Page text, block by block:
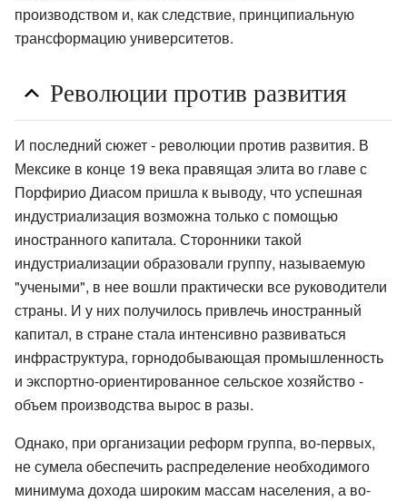
производством и, как следствие, принципиальную
трансформацию университетов.
Революции против развития
И последний сюжет - революции против развития. В
Мексике в конце 19 века правящая элита во главе с
Порфирио Диасом пришла к выводу, что успешная
индустриализация возможна только с помощью
иностранного капитала. Сторонники такой
индустриализации образовали группу, называемую
"учеными", в нее вошли практически все руководители
страны. И у них получилось привлечь иностранный
капитал, в стране стала интенсивно развиваться
инфраструктура, горнодобывающая промышленность
и экспортно-ориентированное сельское хозяйство -
объем производства вырос в разы.
Однако, при организации реформ группа, во-первых,
не сумела обеспечить распределение необходимого
минимума дохода широким массам населения, а во-